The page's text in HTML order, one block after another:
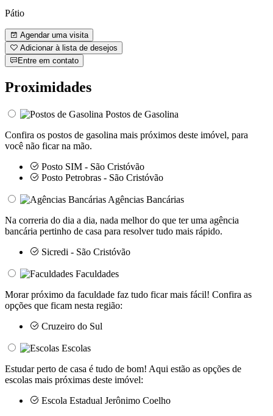
Pátio
Agendar uma visita
Adicionar à lista de desejos
Entre em contato
Proximidades
Postos de Gasolina
Confira os postos de gasolina mais próximos deste imóvel, para
você não ficar na mão.
Posto SIM - São Cristóvão
Posto Petrobras - São Cristóvão
Agências Bancárias
Na correria do dia a dia, nada melhor do que ter uma agência
bancária pertinho de casa para resolver tudo mais rápido.
Sicredi - São Cristóvão
Faculdades
Morar próximo da faculdade faz tudo ficar mais fácil! Confira as
opções que ficam nesta região:
Cruzeiro do Sul
Escolas
Estudar perto de casa é tudo de bom! Aqui estão as opções de
escolas mais próximas deste imóvel:
Escola Estadual Jerônimo Coelho